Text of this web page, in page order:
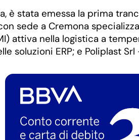
è stata emessa la prima
sede a Cremona
attiva nella logistica a
soluzioni ERP; e Poliplast